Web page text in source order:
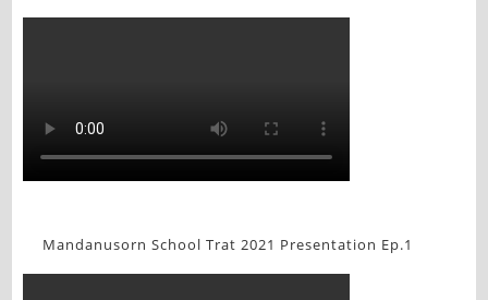
Mandanusorn School Trat 2021 Presentation Ep.1